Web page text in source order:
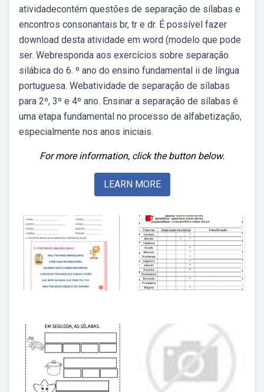
atividadecontém questões de separação de sílabas e
encontros consonantais br, tr e dr. É possível fazer
download desta atividade em word (modelo que pode
ser. Webresponda aos exercícios sobre separação
silábica do 6. º ano do ensino fundamental ii de língua
portuguesa. Webatividade de separação de sílabas
para 2º, 3º e 4º ano. Ensinar a separação de sílabas é
uma etapa fundamental no processo de alfabetização,
especialmente nos anos iniciais.
For more information, click the button below.
LEARN MORE